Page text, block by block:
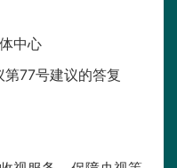
中心
77号建议的答复